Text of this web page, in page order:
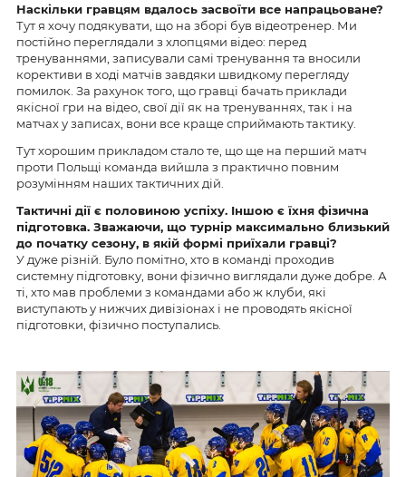
Наскільки гравцям вдалось засвоїти все напрацьоване?
Тут я хочу подякувати, що на зборі був відеотренер. Ми
постійно переглядали з хлопцями відео: перед
тренуваннями, записували самі тренування та вносили
корективи в ході матчів завдяки швидкому перегляду
помилок. За рахунок того, що гравці бачать приклади
якісної гри на відео, свої дії як на тренуваннях, так і на
матчах у записах, вони все краще сприймають тактику.
Тут хорошим прикладом стало те, що ще на перший матч
проти Польщі команда вийшла з практично повним
розумінням наших тактичних дій.
Тактичні дії є половиною успіху. Іншою є їхня фізична
підготовка. Зважаючи, що турнір максимально близький
до початку сезону, в якій формі приїхали гравці?
У дуже різній. Було помітно, хто в команді проходив
системну підготовку, вони фізично виглядали дуже добре. А
ті, хто мав проблеми з командами або ж клуби, які
виступають у нижчих дивізіонах і не проводять якісної
підготовки, фізично поступались.